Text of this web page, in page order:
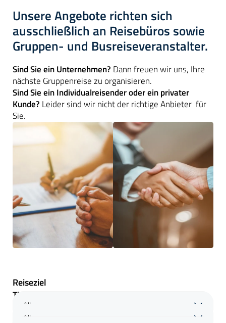
Unsere Angebote richten sich
ausschließlich an Reisebüros sowie
Gruppen- und Busreiseveranstalter.
Sind Sie ein Unternehmen? Dann freuen wir uns, Ihre
nächste Gruppenreise zu organisieren.
Sind Sie ein Individualreisender oder ein privater
Kunde? Leider sind wir nicht der richtige Anbieter für
Sie.
Reiseziel
Alle
Themen
Alle
Reisedauer
Zeitraum